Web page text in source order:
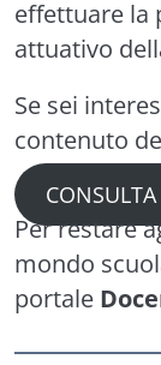
effettuare la
attuativo
Se sei
contenuto
Per restare
mondo
portale